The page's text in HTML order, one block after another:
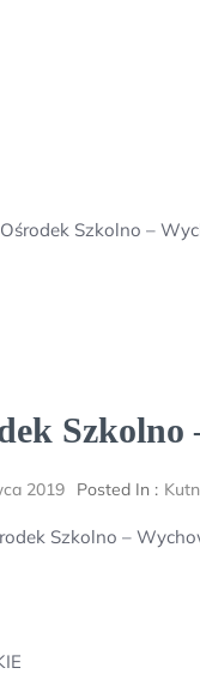
Szkolno –
2019 Posted In :
Szkolno –